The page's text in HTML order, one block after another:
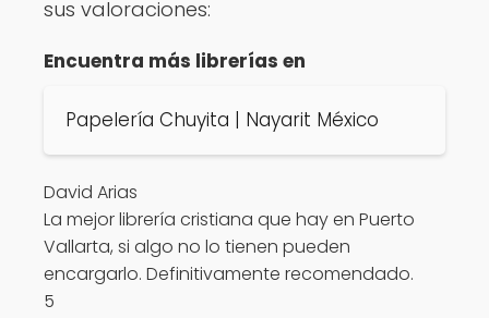
sus valoraciones:
Encuentra más librerías en
Papelería Chuyita | Nayarit México
David Arias
La mejor librería cristiana que hay en Puerto
Vallarta, si algo no lo tienen pueden
encargarlo. Definitivamente recomendado.
5